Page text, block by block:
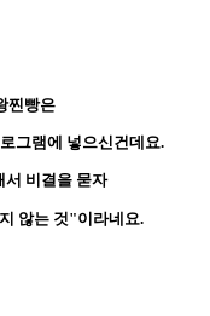
찐빵은
그램에 넣으신건데요.
서 비결을 묻자
않는 것"이라네요.